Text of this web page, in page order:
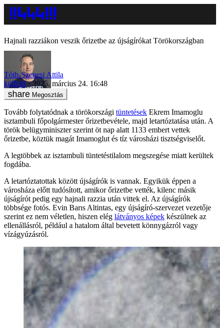
Hajnali razziákon veszik őrizetbe az újságírókat Törökországban
Tóth-Szenesi Attila
külföld
2025. március 24. 16:48
Megosztás
Tovább folytatódnak a törökországi tüntetések Ekrem Imamoglu
isztambuli főpolgármester őrizetbevétele, majd letartóztatása után. A
török belügyminiszter szerint öt nap alatt 1133 embert vettek
őrizetbe, köztük magát Imamoglut és tíz városházi tisztségviselőt.
A legtöbbek az isztambuli tüntetéstilalom megszegése miatt kerültek
fogdába.
A letartóztatottak között újságírók is vannak. Egyikük éppen a
városháza előtt tudósított, amikor őrizetbe vették, kilenc másik
újságírót pedig egy hajnali razzia után vittek el. Az újságírók
többsége fotós. Evin Barıs Altintas, egy újságíró-szervezet vezetője
szerint ez nem véletlen, hiszen elég látványos képek készülnek az
ellenállásról, például a hatalom által bevetett könnygázról vagy
vízágyúzásról.